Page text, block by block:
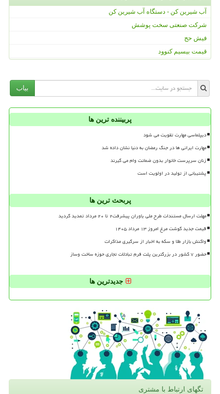
آب شیرین کن - دستگاه آب شیرین کن
شرکت صنعتی سخت پوشش
فیش حج
قیمت بیسیم کنوود
بیاب
پربیننده ترین ها
دیپلماسی مهارت تقویت می شود
مهارت ایرانی ها در جنگ رمضان به دنیا نشان داده شد
زنان سرپرست خانوار بدون ضمانت وام می گیرند
پشتیبانی از تولید در اولویت است
پربحث ترین ها
مهلت ارسال مستندات طرح ملی یاوران پیشرفت۲ تا ۲۰ مرداد تمدید گردید
قیمت جدید گوشت مرغ امروز ۱۳ مرداد ۱۴۰۵
واکنش بازار طلا و سکه به اخبار از سرگیری مذاکرات
حضور ۷ کشور در بزرگترین پلت فرم تبادلات تجاری حوزه ساخت وساز
جدیدترین ها
تگهای ارتباط با مشتری